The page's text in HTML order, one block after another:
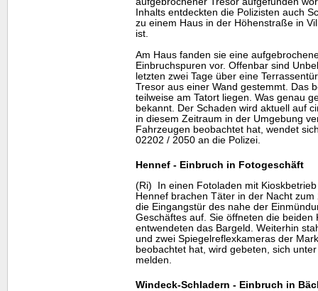
Inhalts entdeckten die Polizisten auch
zu einem Haus in der Höhenstraße in
ist.
Am Haus fanden sie eine
Einbruchspuren vor. Offenbar sind
letzten zwei Tage über eine
Tresor aus einer Wand gestemmt. Das
teilweise am Tatort liegen. Was genau
bekannt. Der Schaden wird aktuell auf
in diesem Zeitraum in der Umgebung
Fahrzeugen beobachtet hat, wendet
02202 / 2050 an die Polizei.
Hennef - Einbruch in Fotogeschäft
(Ri) In einen Fotoladen mit
Hennef brachen Täter in der Nacht
die Eingangstür des nahe der
Geschäftes auf. Sie öffneten die beiden
entwendeten das Bargeld. Weiterhin
und zwei Spiegelreflexkameras der
beobachtet hat, wird gebeten, sich
melden.
Windeck-Schladern - Einbruch in